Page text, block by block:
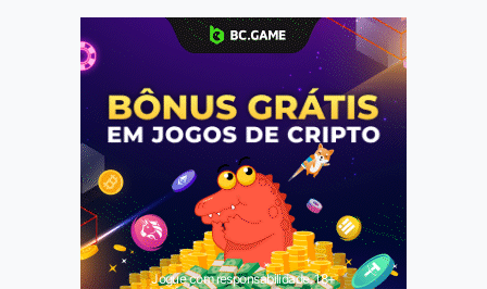
Jogue com responsabilidade. 18+